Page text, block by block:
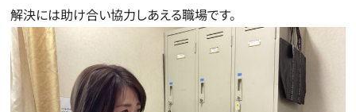
解決には助け合い協力しあえる職場です。